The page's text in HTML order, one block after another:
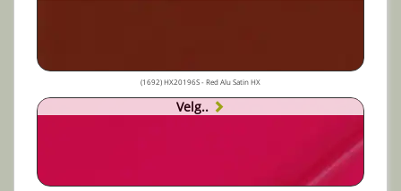
(1692) HX20196S - Red Alu Satin HX
Velg..